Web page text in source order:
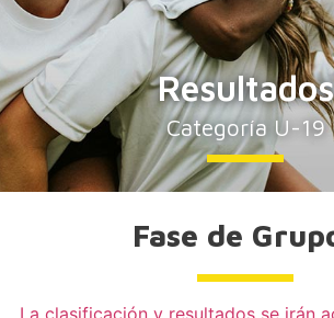
Resultados
Categoría U-19
Fase de
La clasificación y resultados se irán